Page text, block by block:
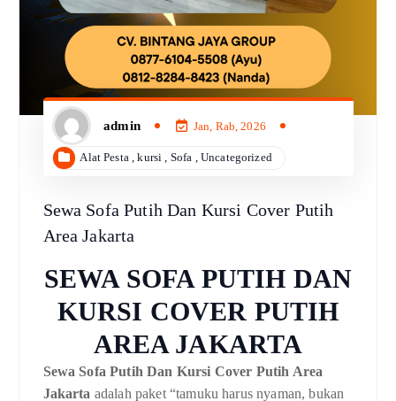
admin Jan, Rab, 2026
Alat Pesta,kursi , Sofa , Uncategorized
Sewa Sofa Putih Dan Kursi Cover Putih
Area Jakarta
SEWA SOFA PUTIH DAN
KURSI COVER PUTIH
AREA JAKARTA
Sewa Sofa Putih Dan Kursi Cover Putih Area
Jakarta adalah paket “tamuku harus nyaman, bukan